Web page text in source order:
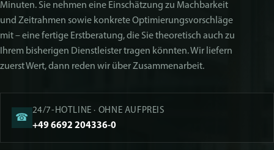
Minuten. Sie nehmen eine Einschätzung zu Machbarkeit
und Zeitrahmen sowie konkrete Optimierungsvorschläge
mit – eine fertige Erstberatung, die Sie theoretisch auch zu
Ihrem bisherigen Dienstleister tragen könnten. Wir liefern
zuerst Wert, dann reden wir über Zusammenarbeit.
☎
24/7-HOTLINE · OHNE AUFPREIS
+49 6692 204336-0